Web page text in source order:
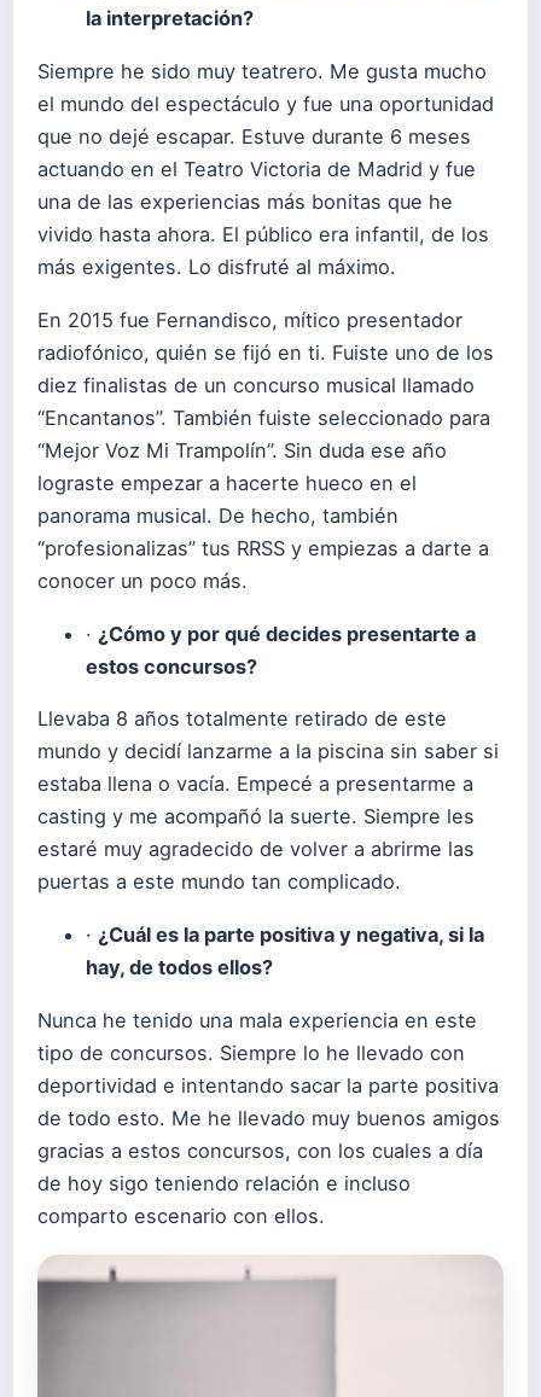
la interpretación?
Siempre he sido muy teatrero. Me gusta mucho
el mundo del espectáculo y fue una oportunidad
que no dejé escapar. Estuve durante 6 meses
actuando en el Teatro Victoria de Madrid y fue
una de las experiencias más bonitas que he
vivido hasta ahora. El público era infantil, de los
más exigentes. Lo disfruté al máximo.
En 2015 fue Fernandisco, mítico presentador
radiofónico, quién se fijó en ti. Fuiste uno de los
diez finalistas de un concurso musical llamado
“Encantanos”. También fuiste seleccionado para
“Mejor Voz Mi Trampolín”. Sin duda ese año
lograste empezar a hacerte hueco en el
panorama musical. De hecho, también
“profesionalizas” tus RRSS y empiezas a darte a
conocer un poco más.
· ¿Cómo y por qué decides presentarte a
estos concursos?
Llevaba 8 años totalmente retirado de este
mundo y decidí lanzarme a la piscina sin saber si
estaba llena o vacía. Empecé a presentarme a
casting y me acompañó la suerte. Siempre les
estaré muy agradecido de volver a abrirme las
puertas a este mundo tan complicado.
· ¿Cuál es la parte positiva y negativa, si la
hay, de todos ellos?
Nunca he tenido una mala experiencia en este
tipo de concursos. Siempre lo he llevado con
deportividad e intentando sacar la parte positiva
de todo esto. Me he llevado muy buenos amigos
gracias a estos concursos, con los cuales a día
de hoy sigo teniendo relación e incluso
comparto escenario con ellos.